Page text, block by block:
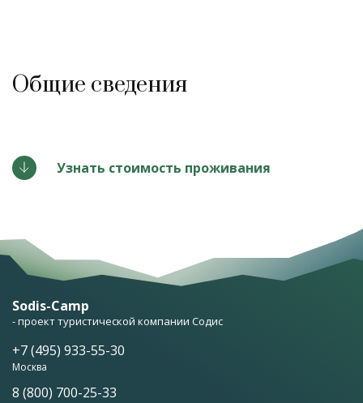
Общие сведения
Узнать стоимость проживания
Sodis-Camp
- проект туристической компании Содис
+7 (495) 933-55-30
Москва
8 (800) 700-25-33